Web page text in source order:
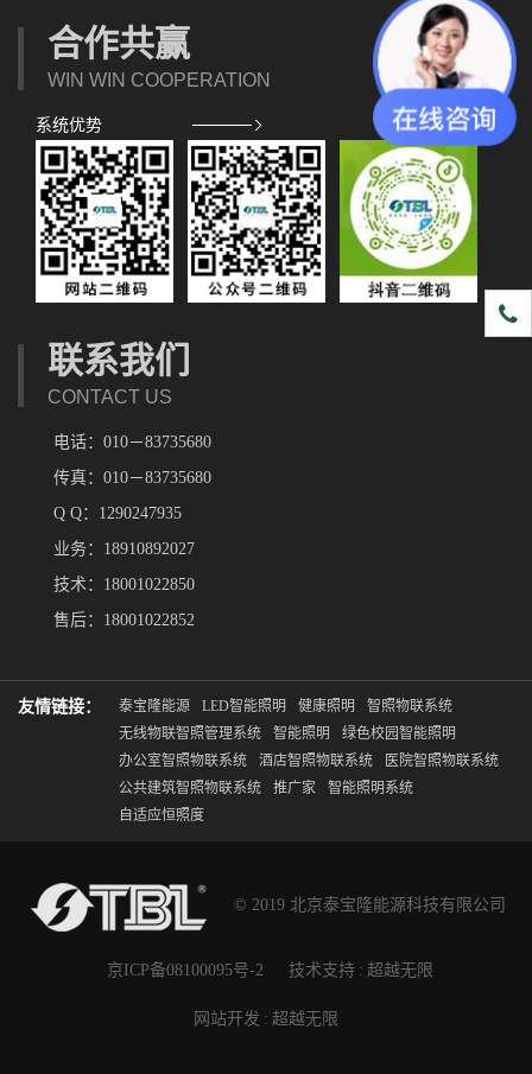
合作共赢
WIN WIN COOPERATION
系统优势
联系我们
CONTACT US
电话：010－83735680
传真：010－83735680
Q Q：1290247935
业务：18910892027
技术：18001022850
售后：18001022852
友情链接： 泰宝隆能源 LED智能照明 健康照明
智照物联系统
无线物联智照管理系统
智能照明
绿色校园智能照明
办公室智照物联系统
酒店智照物联系统
医院智照物联系统
公共建筑智照物联系统
推广家
智能照明系统
自适应恒照度
© 2019 北京泰宝隆能源科技有限公司
京ICP备08100095号-2 技术支持 : 超越无限
网站开发 : 超越无限